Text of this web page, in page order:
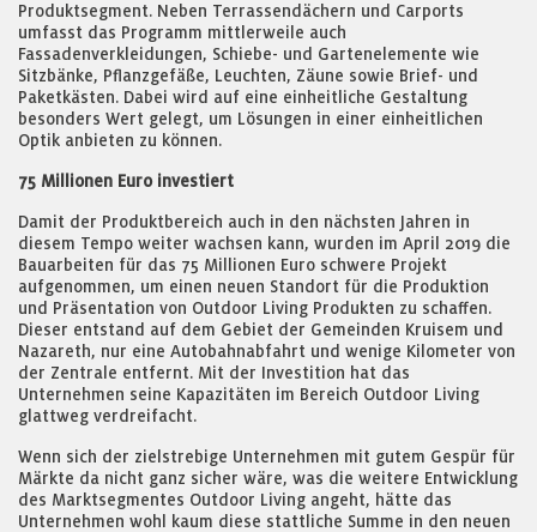
Produktsegment. Neben Terrassendächern und Carports
umfasst das Programm mittlerweile auch
Fassadenverkleidungen, Schiebe- und Gartenelemente wie
Sitzbänke, Pflanzgefäße, Leuchten, Zäune sowie Brief- und
Paketkästen. Dabei wird auf eine einheitliche Gestaltung
besonders Wert gelegt, um Lösungen in einer einheitlichen
Optik anbieten zu können.
75 Millionen Euro investiert
Damit der Produktbereich auch in den nächsten Jahren in
diesem Tempo weiter wachsen kann, wurden im April 2019 die
Bauarbeiten für das 75 Millionen Euro schwere Projekt
aufgenommen, um einen neuen Standort für die Produktion
und Präsentation von Outdoor Living Produkten zu schaffen.
Dieser entstand auf dem Gebiet der Gemeinden Kruisem und
Nazareth, nur eine Autobahnabfahrt und wenige Kilometer von
der Zentrale entfernt. Mit der Investition hat das
Unternehmen seine Kapazitäten im Bereich Outdoor Living
glattweg verdreifacht.
Wenn sich der zielstrebige Unternehmen mit gutem Gespür für
Märkte da nicht ganz sicher wäre, was die weitere Entwicklung
des Marktsegmentes Outdoor Living angeht, hätte das
Unternehmen wohl kaum diese stattliche Summe in den neuen